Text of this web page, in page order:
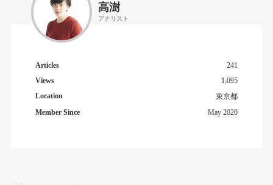
高澍
アナリスト
Articles
241
Views
1,095
Location
東京都
Member Since
May 2020